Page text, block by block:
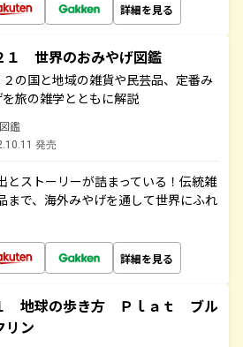
詳細を見る
１ 世界のおみやげ図鑑
２の国と地域の雑貨や民芸品、定番み
を旅の雑学とともに解説
鑑
発売
とストーリーが詰まっている！伝統雑
まで、海外みやげを通して世界にふれ
詳細を見る
地球の歩き方 Ｐｌａｔ ブル
リン